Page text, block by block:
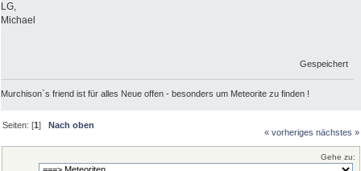
LG,
Michael
Gespeichert
Murchison`s friend ist für alles Neue offen - besonders um Meteorite zu finden !
Seiten: [1] Nach oben
« vorheriges nächstes »
Gehe zu: